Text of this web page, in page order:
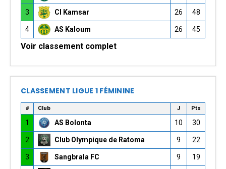
3 CI Kamsar 26 48
4 AS Kaloum 26 45
Voir classement complet
CLASSEMENT LIGUE 1 FÉMININE
# Club J Pts
1 AS Bolonta 10 30
2 Club Olympique de Ratoma 9 22
3 Sangbrala FC 9 19